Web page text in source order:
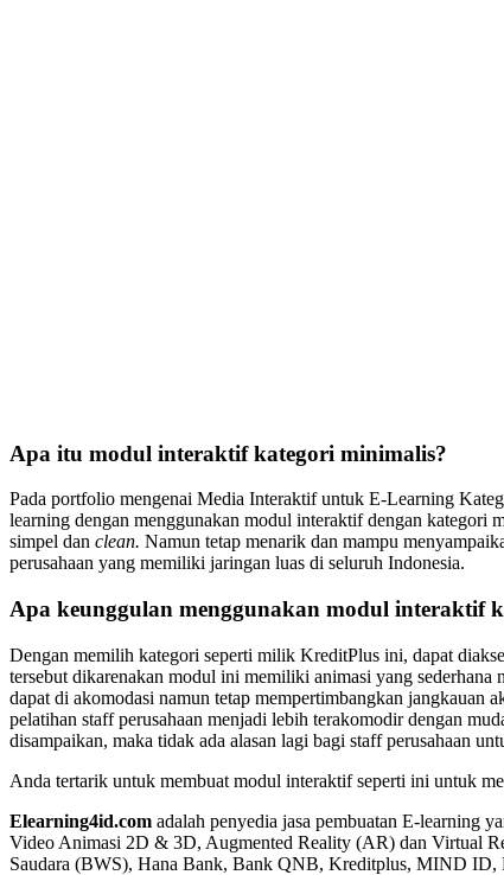
Apa itu modul interaktif kategori minimalis?
Pada portfolio mengenai Media Interaktif untuk E-Learning
learning dengan menggunakan modul interaktif dengan kategori
simpel dan clean. Namun tetap menarik dan mampu
perusahaan yang memiliki jaringan luas di seluruh Indonesia.
Apa keunggulan menggunakan modul interaktif
Dengan memilih kategori seperti milik KreditPlus ini, dapat
tersebut dikarenakan modul ini memiliki animasi yang
dapat di akomodasi namun tetap mempertimbangkan jangkauan
pelatihan staff perusahaan menjadi lebih terakomodir dengan
disampaikan, maka tidak ada alasan lagi bagi staff perusahaan
Anda tertarik untuk membuat modul interaktif seperti ini untuk
Elearning4id.com adalah penyedia jasa pembuatan E-learning
Video Animasi 2D & 3D, Augmented Reality (AR) dan Virtual
Saudara (BWS), Hana Bank, Bank QNB, Kreditplus, MIND ID,